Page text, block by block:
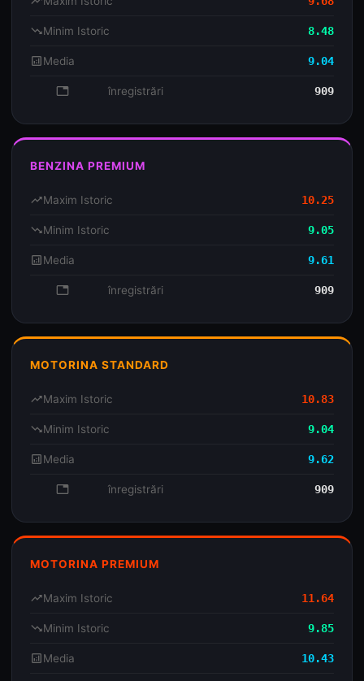
trending_downMinim Istoric 8.48
analyticsMedia 9.04
database înregistrări 909
BENZINA PREMIUM
trending_upMaxim Istoric 10.25
trending_downMinim Istoric 9.05
analyticsMedia 9.61
database înregistrări 909
MOTORINA STANDARD
trending_upMaxim Istoric 10.83
trending_downMinim Istoric 9.04
analyticsMedia 9.62
database înregistrări 909
MOTORINA PREMIUM
trending_upMaxim Istoric 11.64
trending_downMinim Istoric 9.85
analyticsMedia 10.43